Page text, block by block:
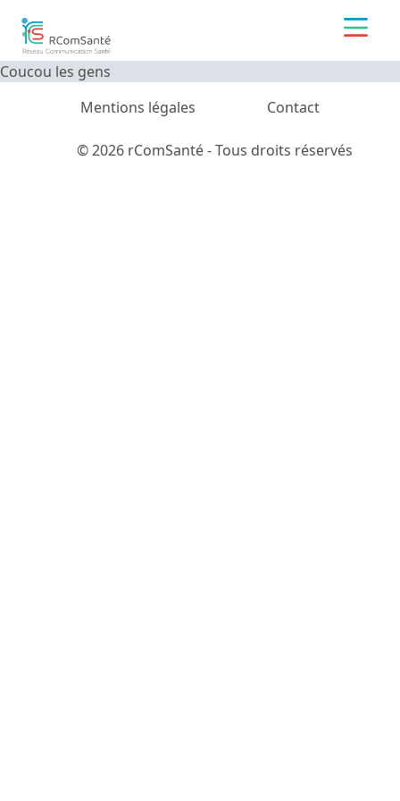
Coucou les gens
Mentions légales
Contact
© 2026 rComSanté - Tous droits réservés